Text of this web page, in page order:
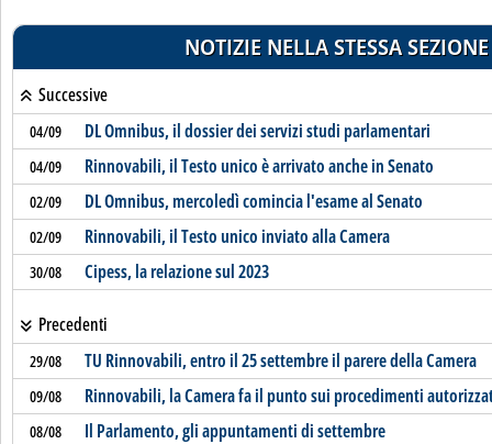
NOTIZIE NELLA STESSA SEZIONE
Successive
04/09 DL Omnibus, il dossier dei servizi studi parlamentari
04/09 Rinnovabili, il Testo unico è arrivato anche in Senato
02/09 DL Omnibus, mercoledì comincia l'esame al Senato
02/09 Rinnovabili, il Testo unico inviato alla Camera
30/08 Cipess, la relazione sul 2023
Precedenti
29/08 TU Rinnovabili, entro il 25 settembre il parere della Camera
09/08 Rinnovabili, la Camera fa il punto sui procedimenti
08/08 Il Parlamento, gli appuntamenti di settembre